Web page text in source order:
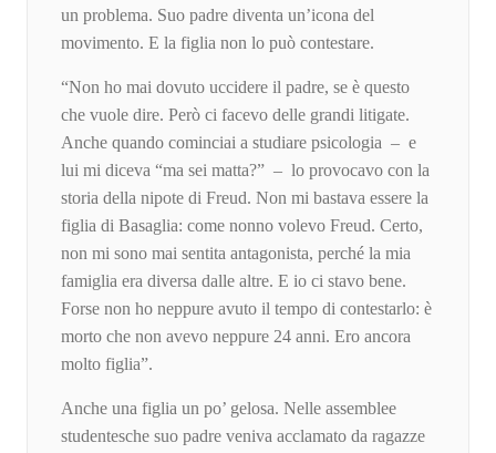
un problema. Suo padre diventa un’icona del
movimento. E la figlia non lo può contestare.
“Non ho mai dovuto uccidere il padre, se è questo
che vuole dire. Però ci facevo delle grandi litigate.
Anche quando cominciai a studiare psicologia – e
lui mi diceva “ma sei matta?” – lo provocavo con la
storia della nipote di Freud. Non mi bastava essere la
figlia di Basaglia: come nonno volevo Freud. Certo,
non mi sono mai sentita antagonista, perché la mia
famiglia era diversa dalle altre. E io ci stavo bene.
Forse non ho neppure avuto il tempo di contestarlo: è
morto che non avevo neppure 24 anni. Ero ancora
molto figlia”.
Anche una figlia un po’ gelosa. Nelle assemblee
studentesche suo padre veniva acclamato da ragazze